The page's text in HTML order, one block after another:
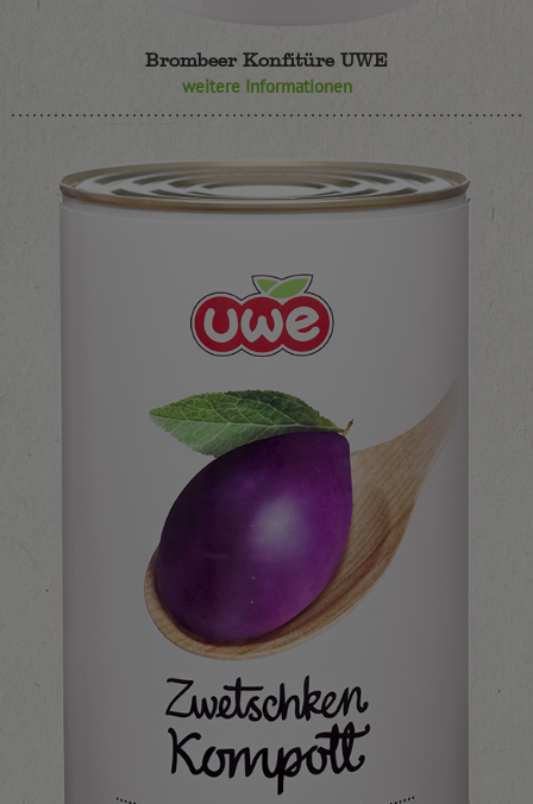
Brombeer Konfitüre UWE
weitere Informationen